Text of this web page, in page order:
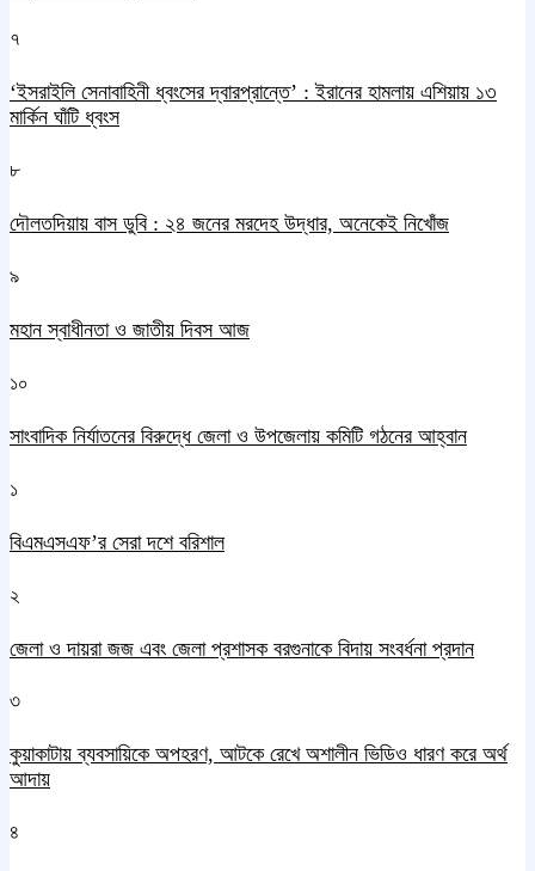
৭
‘ইসরাইলি সেনাবাহিনী ধ্বংসের দ্বারপ্রান্তে’ : ইরানের হামলায় এশিয়ায় ১৩
মার্কিন ঘাঁটি ধ্বংস
৮
দৌলতদিয়ায় বাস ডুবি : ২৪ জনের মরদেহ উদ্ধার, অনেকেই নিখোঁজ
৯
মহান স্বাধীনতা ও জাতীয় দিবস আজ
১০
সাংবাদিক নির্যাতনের বিরুদ্ধে জেলা ও উপজেলায় কমিটি গঠনের আহ্বান
১
বিএমএসএফ’র সেরা দশে বরিশাল
২
জেলা ও দায়রা জজ এবং জেলা প্রশাসক বরগুনাকে বিদায় সংবর্ধনা প্রদান
৩
কুয়াকাটায় ব্যবসায়িকে অপহরণ, আটকে রেখে অশালীন ভিডিও ধারণ করে অর্থ
আদায়
৪